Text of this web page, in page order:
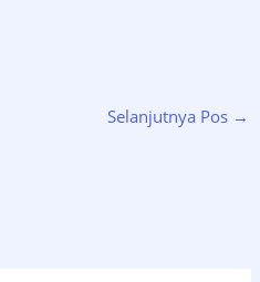
Selanjutnya Pos →